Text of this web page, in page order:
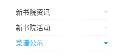
新书院资讯
新书院活动
菜谱公示